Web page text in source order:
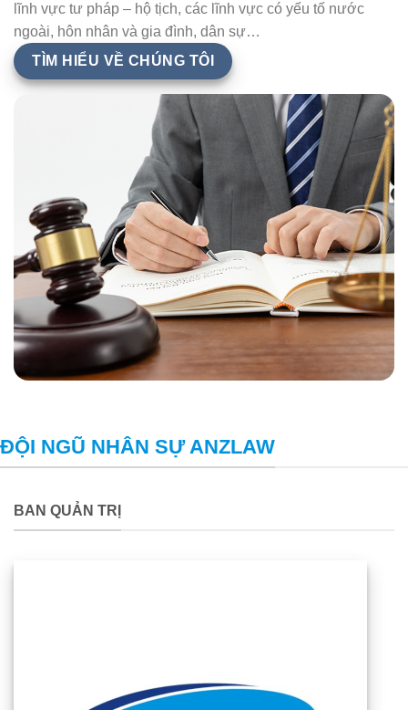
lĩnh vực tư pháp – hộ tịch, các lĩnh vực có yếu tố nước
ngoài, hôn nhân và gia đình, dân sự…
TÌM HIỂU VỀ CHÚNG TÔI
ĐỘI NGŨ NHÂN SỰ ANZLAW
BAN QUẢN TRỊ